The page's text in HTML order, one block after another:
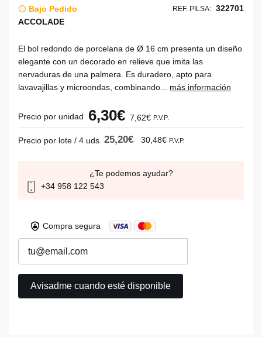
Bajo Pedido REF. PILSA: 322701
ACCOLADE
El bol redondo de porcelana de Ø 16 cm presenta un diseño
elegante con un decorado en relieve que imita las
nervaduras de una palmera. Es duradero, apto para
lavavajillas y microondas, combinando... más información
Precio por unidad 6,30€ 7,62€ P.V.P.
Precio por lote / 4 uds 25,20€ 30,48€ P.V.P.
¿Te podemos ayudar?
+34 958 122 543
Compra segura